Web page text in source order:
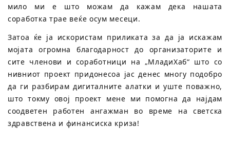
мило ми е што можам да кажам дека нашата
соработка трае веќе осум месеци.
Затоа ќе ја искористам приликата за да ја искажам
мојата огромна благодарност до организаторите и
сите членови и соработници на „МладиХаб“ што со
нивниот проект придонесоа јас денес многу подобро
да ги разбирам дигиталните алатки и уште поважно,
што токму овој проект мене ми помогна да најдам
соодветен работен ангажман во време на светска
здравствена и финансиска криза!